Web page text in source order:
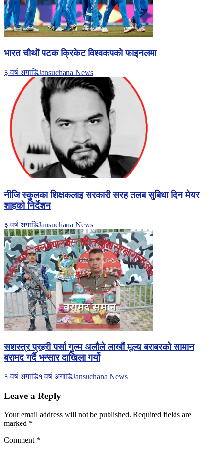
भारत चाैथाें पटक क्रिकेट विश्वकपको फाइनलमा
३ वर्ष अगाडिJansuchana News
नीजि स्कुलका शिक्षकलाइ सरकारी सरह तलब सुबिधा दिन मेयर
शाहकाे निर्देशन
३ वर्ष अगाडिJansuchana News
सशस्त्र प्रहरी पर्सा गुल्म अलौले लाखौं मूल्य बराबरको सामान
बरामद गर्दै भन्सार दाखिला गर्यो
१ वर्ष अगाडि१ वर्ष अगाडिJansuchana News
Leave a Reply
Your email address will not be published. Required fields are
marked *
Comment *